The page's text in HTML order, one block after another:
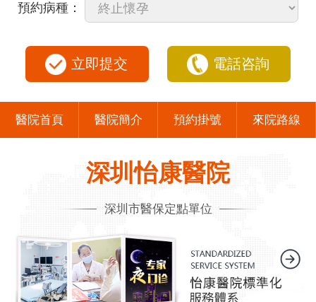
預約病種：
立即提交 電話咨詢
醫院首頁 醫院簡介 預約掛號 來院路線
深圳怡康醫院
深圳市醫保定點單位